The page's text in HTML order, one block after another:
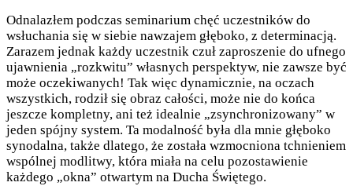
Odnalazłem podczas seminarium chęć uczestników do
wsłuchania się w siebie nawzajem głęboko, z determinacją.
Zarazem jednak każdy uczestnik czuł zaproszenie do ufnego
ujawnienia „rozkwitu” własnych perspektyw, nie zawsze być
może oczekiwanych! Tak więc dynamicznie, na oczach
wszystkich, rodził się obraz całości, może nie do końca
jeszcze kompletny, ani też idealnie „zsynchronizowany” w
jeden spójny system. Ta modalność była dla mnie głęboko
synodalna, także dlatego, że została wzmocniona tchnieniem
wspólnej modlitwy, która miała na celu pozostawienie
każdego „okna” otwartym na Ducha Świętego.